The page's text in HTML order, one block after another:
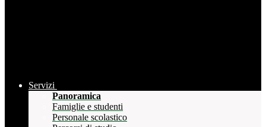
Servizi
Panoramica
Famiglie e studenti
Personale scolastico